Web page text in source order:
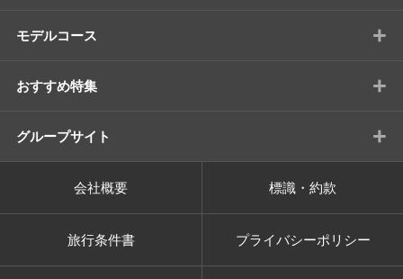
モデルコース +
おすすめ特集 +
グループサイト +
会社概要 標識・約款
旅行条件書 プライバシーポリシー